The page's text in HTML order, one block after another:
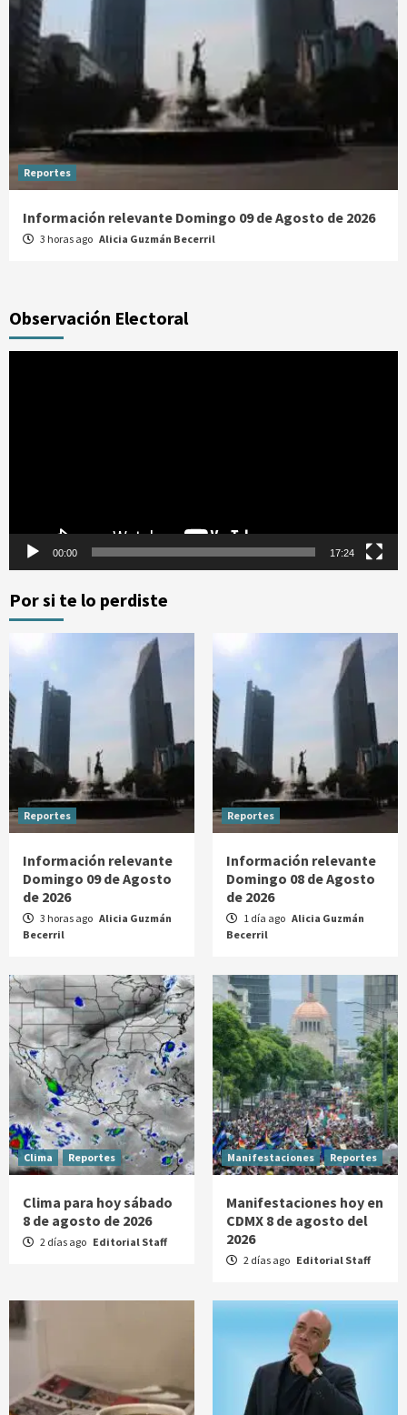
Reportes
Información relevante Domingo 09 de Agosto de 2026
3 horas ago Alicia Guzmán Becerril
Observación Electoral
00:00 17:24
Por si te lo perdiste
Reportes
Información relevante
Domingo 09 de Agosto
de 2026
3 horas ago Alicia Guzmán
Becerril
Reportes
Información relevante
Domingo 08 de Agosto
de 2026
1 día ago Alicia Guzmán
Becerril
Clima Reportes
Clima para hoy sábado
8 de agosto de 2026
2 días ago Editorial Staff
Manifestaciones Reportes
Manifestaciones hoy en
CDMX 8 de agosto del
2026
2 días ago Editorial Staff